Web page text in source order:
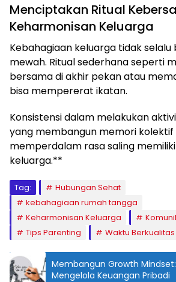
Menciptakan Ritual
Keharmonisan Keluarga
Kebahagiaan keluarga tidak selalu
mewah. Ritual sederhana seperti
bersama di akhir pekan atau
bisa mempererat ikatan.
Konsistensi dalam melakukan
yang membangun memori
memperdalam rasa saling
keluarga.**
Tag:
Hubungan Sehat
kebahagiaan rumah tangga
Keharmonisan Keluarga
Tips Parenting
Waktu Berkualitas
Membangun Growth
Mengelola Keuangan Pribadi